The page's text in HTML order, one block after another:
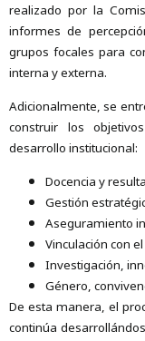
realizado por la
informes de
grupos focales para
interna y externa.
Adicionalmente, se
construir los
desarrollo institucional:
Docencia y
Gestión
Aseguramiento
Vinculación con
Investigación,
Género,
De esta manera, el
continúa